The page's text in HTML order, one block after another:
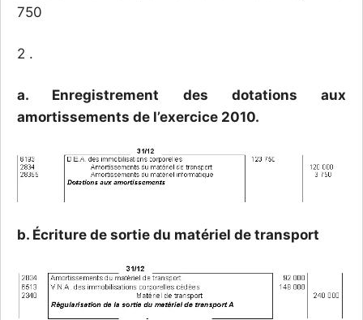
750
2 .
a. Enregistrement des dotations aux
amortissements de l’exercice 2010.
b. Écriture de sortie du matériel de transport